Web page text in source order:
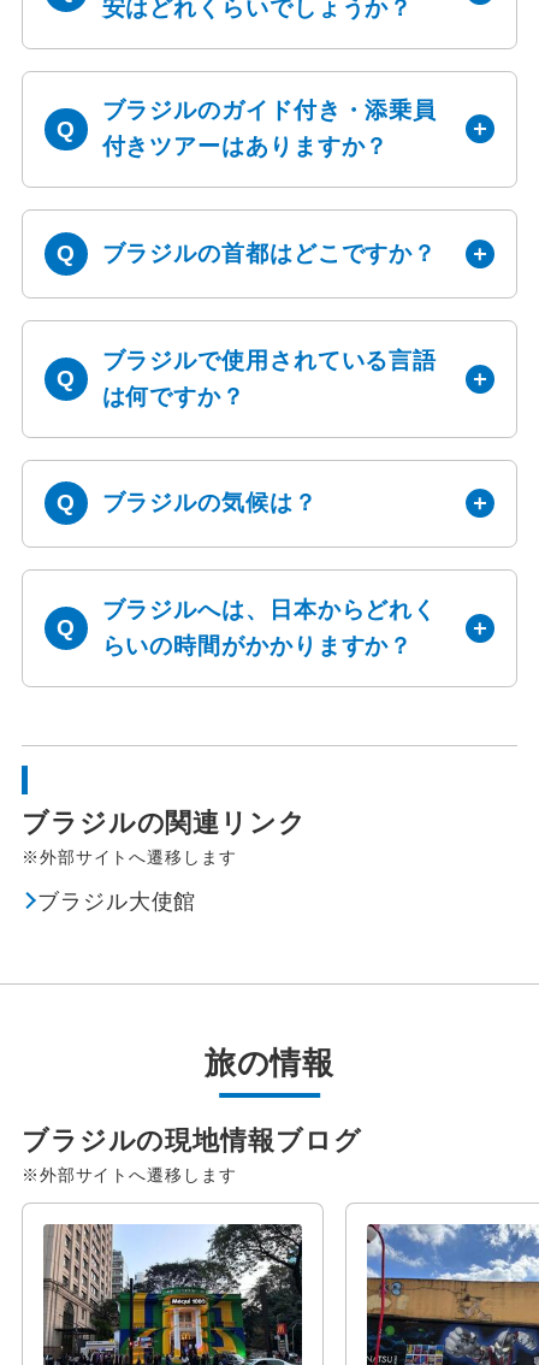
安はどれくらいでしょうか？
ブラジルのガイド付き・添乗員
付きツアーはありますか？
ブラジルの首都はどこですか？
ブラジルで使用されている言語
は何ですか？
ブラジルの気候は？
ブラジルへは、日本からどれく
らいの時間がかかりますか？
ブラジルの関連リンク
※外部サイトへ遷移します
ブラジル大使館
旅の情報
ブラジルの現地情報ブログ
※外部サイトへ遷移します